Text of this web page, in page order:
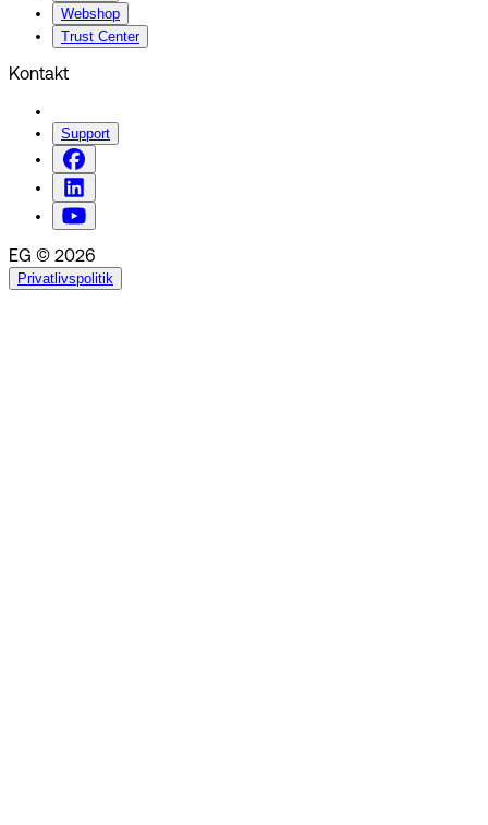
Webshop
Trust Center
Kontakt
Support
EG © 2026
Privatlivspolitik